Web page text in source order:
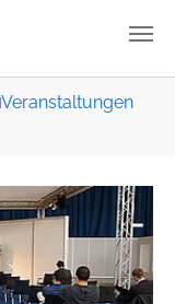
Veranstaltungen